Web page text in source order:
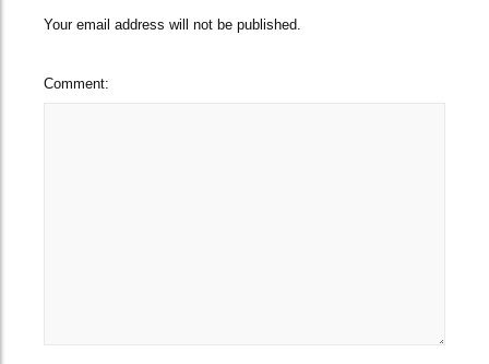
Your email address will not be published.
Comment: